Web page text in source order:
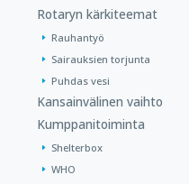
Rotaryn kärkiteemat
Rauhantyö
Sairauksien torjunta
Puhdas vesi
Kansainvälinen vaihto
Kumppanitoiminta
Shelterbox
WHO